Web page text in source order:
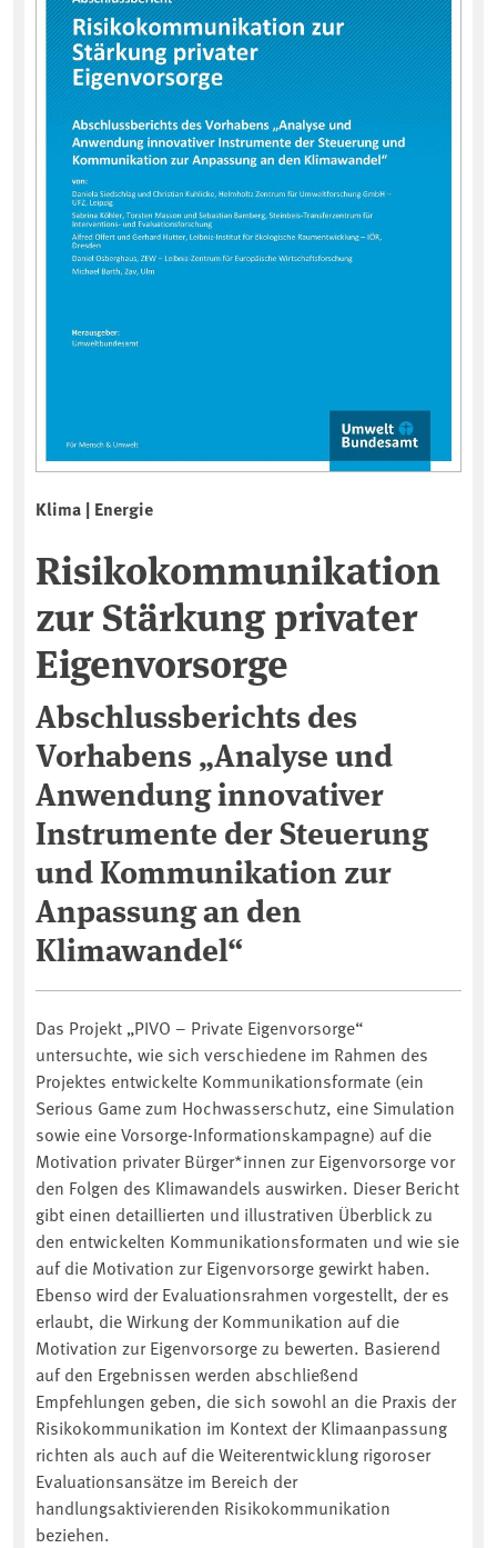
Klima | Energie
Risikokommunikation
zur Stärkung privater
Eigenvorsorge
Abschlussberichts des
Vorhabens „Analyse und
Anwendung innovativer
Instrumente der Steuerung
und Kommunikation zur
Anpassung an den
Klimawandel“
Das Projekt „PIVO – Private Eigenvorsorge“
untersuchte, wie sich verschiedene im Rahmen des
Projektes entwickelte Kommunikationsformate (ein
Serious Game zum Hochwasserschutz, eine Simulation
sowie eine Vorsorge-Informationskampagne) auf die
Motivation privater Bürger*innen zur Eigenvorsorge vor
den Folgen des Klimawandels auswirken. Dieser Bericht
gibt einen detaillierten und illustrativen Überblick zu
den entwickelten Kommunikationsformaten und wie sie
auf die Motivation zur Eigenvorsorge gewirkt haben.
Ebenso wird der Evaluationsrahmen vorgestellt, der es
erlaubt, die Wirkung der Kommunikation auf die
Motivation zur Eigenvorsorge zu bewerten. Basierend
auf den Ergebnissen werden abschließend
Empfehlungen geben, die sich sowohl an die Praxis der
Risikokommunikation im Kontext der Klimaanpassung
richten als auch auf die Weiterentwicklung rigoroser
Evaluationsansätze im Bereich der
handlungsaktivierenden Risikokommunikation
beziehen.